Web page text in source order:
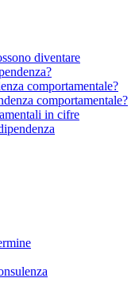
diventare
comportamentale?
comportamentale?
in cifre